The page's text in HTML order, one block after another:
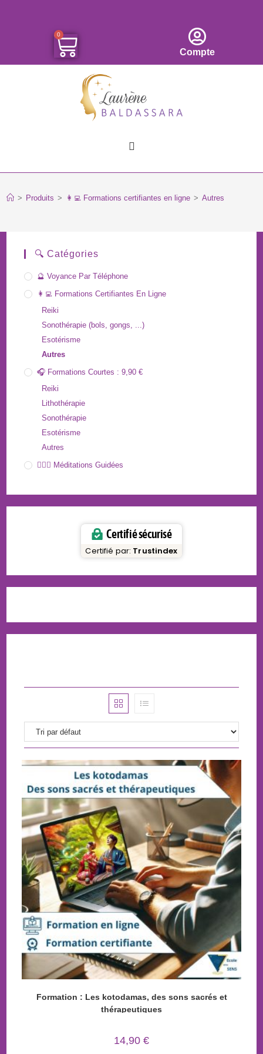
0
Compte
> Produits > 👩‍💻 Formations certifiantes en ligne > Autres
🔍 Catégories
🔮 Voyance Par Téléphone
👩‍💻 Formations Certifiantes En Ligne
Reiki
Sonothérapie (bols, gongs, ...)
Esotérisme
Autres
🎧 Formations Courtes : 9,90 €
Reiki
Lithothérapie
Sonothérapie
Esotérisme
Autres
🧘🏻‍♀️ Méditations Guidées
Certifié sécurisé
Certifié par: Trustindex
Formation : Les kotodamas, des sons sacrés et
thérapeutiques
14,90 €